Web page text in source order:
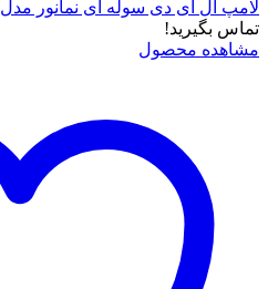
لامپ ال ای دی سوله ای نمانور مدل 85W
تماس بگیرید!
مشاهده محصول